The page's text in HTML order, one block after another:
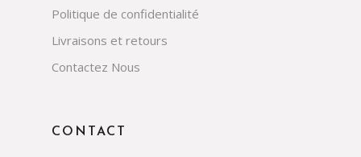
CONTACT
Politique de confidentialité
Livraisons et retours
Contactez Nous